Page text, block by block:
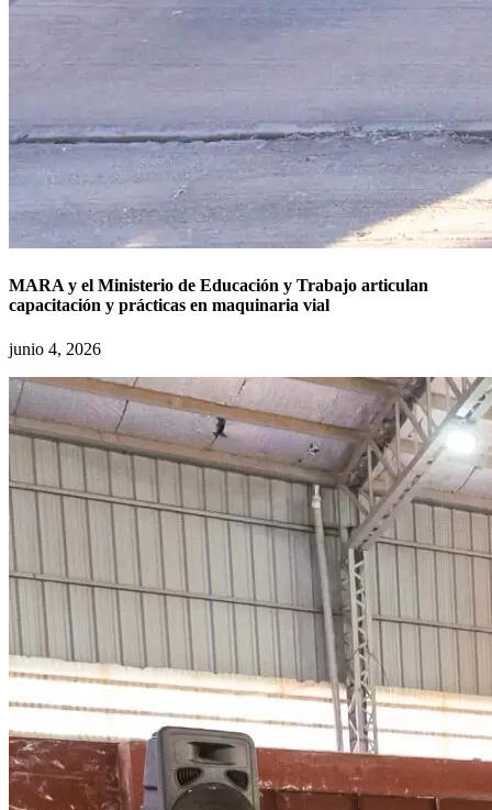
MARA y el Ministerio de Educación y Trabajo articulan
capacitación y prácticas en maquinaria vial
junio 4, 2026